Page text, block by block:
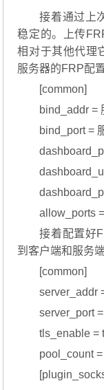
接着通过上
稳定的。上传
相对于其他代理
服务器的FRP配
[common]
bind_addr =
bind_port =
allow_ports
接着配置好
到客户端和服务
[common]
server_addr
server_port
tls_enable =
pool_count